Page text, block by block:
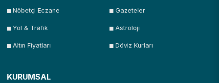
Nöbetçi Eczane Gazeteler
Yol & Trafik Astroloji
Altın Fiyatları Döviz Kurları
KURUMSAL